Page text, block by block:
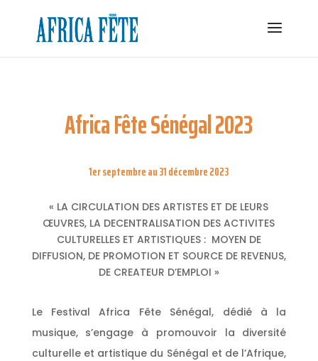
Africa Fête Sénégal 2023
1er septembre au 31 décembre 2023
« LA CIRCULATION DES ARTISTES ET DE LEURS
ŒUVRES, LA DECENTRALISATION DES ACTIVITES
CULTURELLES ET ARTISTIQUES : MOYEN DE
DIFFUSION, DE PROMOTION ET SOURCE DE REVENUS,
DE CREATEUR D’EMPLOI »
Le Festival Africa Fête Sénégal, dédié à la
musique, s’engage à promouvoir la diversité
culturelle et artistique du Sénégal et de l’Afrique,